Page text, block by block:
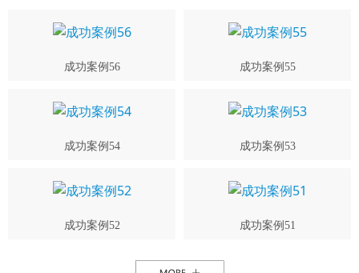
成功案例56 成功案例55
成功案例54 成功案例53
成功案例52 成功案例51